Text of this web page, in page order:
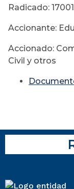
Radicado:
Accionante:
Accionado:
Civil y otros